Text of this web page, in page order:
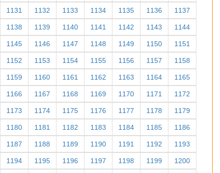
1131 1132 1133 1134 1135 1136 1137
1138 1139 1140 1141 1142 1143 1144
1145 1146 1147 1148 1149 1150 1151
1152 1153 1154 1155 1156 1157 1158
1159 1160 1161 1162 1163 1164 1165
1166 1167 1168 1169 1170 1171 1172
1173 1174 1175 1176 1177 1178 1179
1180 1181 1182 1183 1184 1185 1186
1187 1188 1189 1190 1191 1192 1193
1194 1195 1196 1197 1198 1199 1200